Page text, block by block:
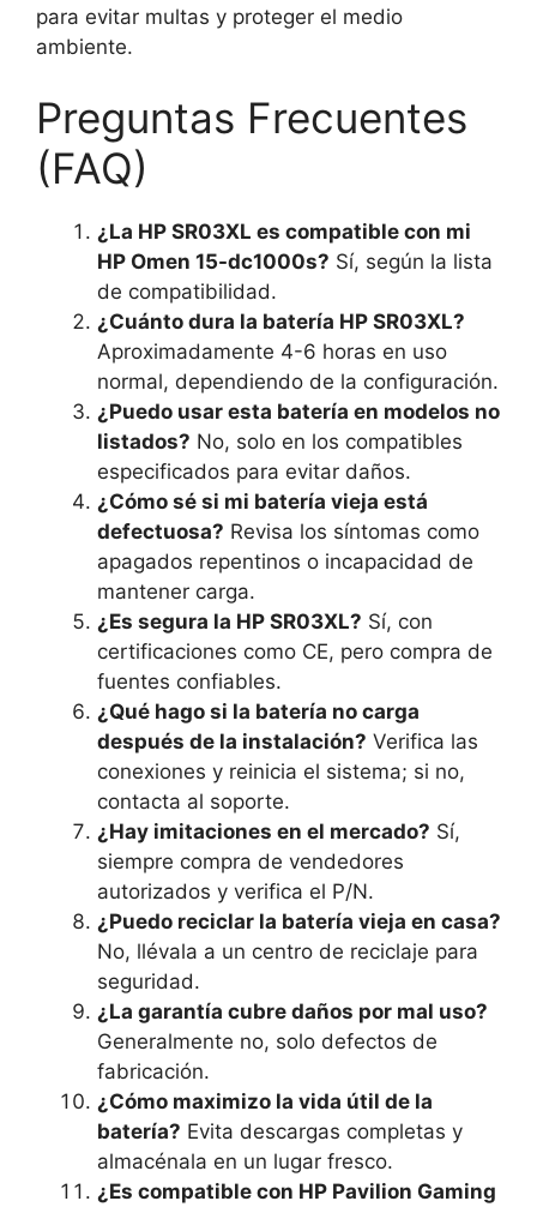
para evitar multas y proteger el medio
ambiente.
Preguntas Frecuentes
(FAQ)
¿La HP SR03XL es compatible con mi
HP Omen 15-dc1000s? Sí, según la lista
de compatibilidad.
¿Cuánto dura la batería HP SR03XL?
Aproximadamente 4-6 horas en uso
normal, dependiendo de la configuración.
¿Puedo usar esta batería en modelos no
listados? No, solo en los compatibles
especificados para evitar daños.
¿Cómo sé si mi batería vieja está
defectuosa? Revisa los síntomas como
apagados repentinos o incapacidad de
mantener carga.
¿Es segura la HP SR03XL? Sí, con
certificaciones como CE, pero compra de
fuentes confiables.
¿Qué hago si la batería no carga
después de la instalación? Verifica las
conexiones y reinicia el sistema; si no,
contacta al soporte.
¿Hay imitaciones en el mercado? Sí,
siempre compra de vendedores
autorizados y verifica el P/N.
¿Puedo reciclar la batería vieja en casa?
No, llévala a un centro de reciclaje para
seguridad.
¿La garantía cubre daños por mal uso?
Generalmente no, solo defectos de
fabricación.
¿Cómo maximizo la vida útil de la
batería? Evita descargas completas y
almacénala en un lugar fresco.
¿Es compatible con HP Pavilion Gaming